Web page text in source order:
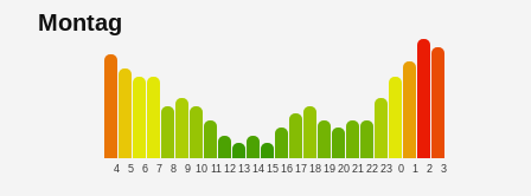
Montag
4 5 6 7 8 9 10 11 12 13 14 15 16 17 18 19 20 21 22 23 0 1 2 3